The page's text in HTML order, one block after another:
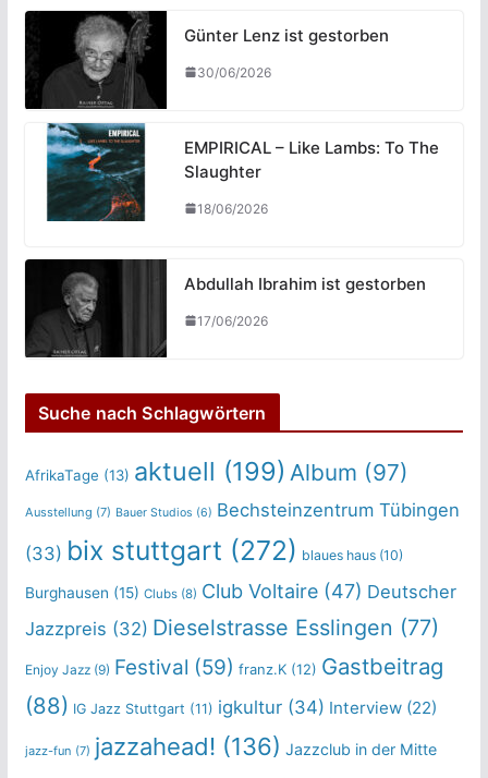
Günter Lenz ist gestorben
30/06/2026
EMPIRICAL – Like Lambs: To The
Slaughter
18/06/2026
Abdullah Ibrahim ist gestorben
17/06/2026
Suche nach Schlagwörtern
AfrikaTage (13) aktuell (199) Album (97)
Ausstellung (7) Bauer Studios (6) Bechsteinzentrum Tübingen
(33) bix stuttgart (272) blaues haus(10)
Burghausen (15) Clubs(8) Club Voltaire(47) Deutscher
Jazzpreis (32) Dieselstrasse Esslingen (77)
Enjoy Jazz(9) Festival (59) franz.K(12) Gastbeitrag
(88) IG Jazz Stuttgart (11) igkultur(34) Interview(22)
jazz-fun (7) jazzahead! (136) Jazzclub in der Mitte